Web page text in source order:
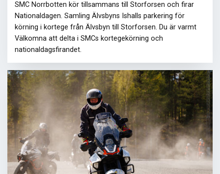
SMC Norrbotten kör tillsammans till Storforsen och firar
Nationaldagen. Samling Älvsbyns Ishalls parkering för
körning i kortege från Älvsbyn till Storforsen. Du är varmt
Välkomna att delta i SMCs kortegekörning och
nationaldagsfirandet.